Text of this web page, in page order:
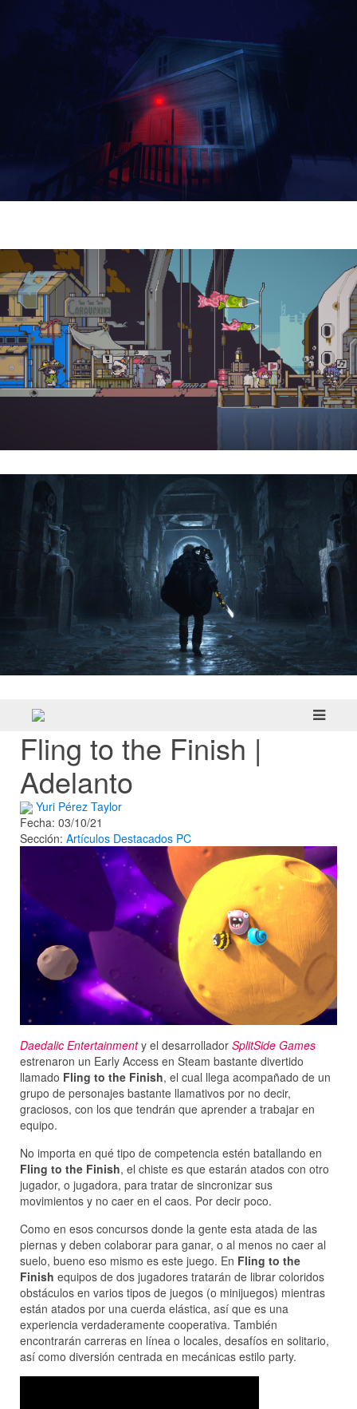
Fling to the Finish |
Adelanto
Yuri Pérez Taylor
Fecha: 03/10/21
Sección: Artículos Destacados PC
Daedalic Entertainmenty el desarrollador SplitSide Games
estrenaron un Early Access en Steam bastante divertido
llamado Fling to the Finish, el cual llega acompañado de un
grupo de personajes bastante llamativos por no decir,
graciosos, con los que tendrán que aprender a trabajar en
equipo.
No importa en qué tipo de competencia estén batallando en
Fling to the Finish, el chiste es que estarán atados con otro
jugador, o jugadora, para tratar de sincronizar sus
movimientos y no caer en el caos. Por decir poco.
Como en esos concursos donde la gente esta atada de las
piernas y deben colaborar para ganar, o al menos no caer al
suelo, bueno eso mismo es este juego. En Fling to the
Finish equipos de dos jugadores tratarán de librar coloridos
obstáculos en varios tipos de juegos (o minijuegos) mientras
están atados por una cuerda elástica, así que es una
experiencia verdaderamente cooperativa. También
encontrarán carreras en línea o locales, desafíos en solitario,
así como diversión centrada en mecánicas estilo party.